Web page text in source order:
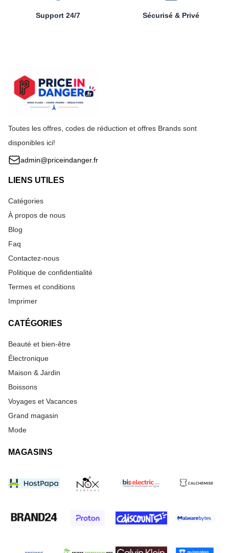
Support 24/7 Sécurisé & Privé
Toutes les offres, codes de réduction et offres Brands sont
disponibles ici!
admin@priceindanger.fr
LIENS UTILES
Catégories
À propos de nous
Blog
Faq
Contactez-nous
Politique de confidentialité
Termes et conditions
Imprimer
CATÉGORIES
Beauté et bien-être
Électronique
Maison & Jardin
Boissons
Voyages et Vacances
Grand magasin
Mode
MAGASINS